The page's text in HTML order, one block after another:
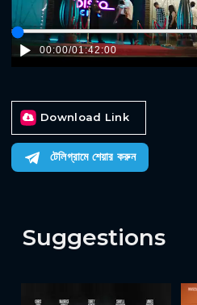
00:00/01:42:00
Download Link
টেলিগ্রামে শেয়ার করুন
Suggestions